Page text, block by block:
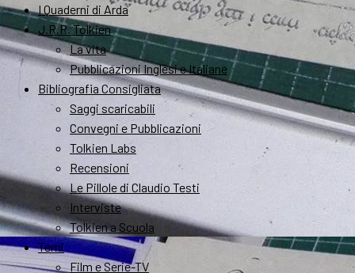
I Quaderni di Arda
J.R.R. Tolkien
La vita
Pubblicazioni Inglesi e Italiane
Bibliografia Consigliata
Saggi scaricabili
Convegni e Pubblicazioni
Tolkien Labs
Recensioni
Le Pillole di Claudio Testi
Interviste
Tolkien a Scuola
Temi
Film e Serie-TV